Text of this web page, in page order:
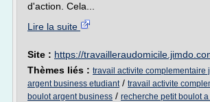
d'action. Cela...
Lire la suite
Site : https://
Thèmes liés : travail activite complementaire
argent business etudiant/ travail activite
boulot argent business / recherche petit boulot